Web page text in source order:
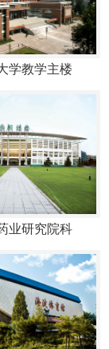
学教学主楼
业研究院科